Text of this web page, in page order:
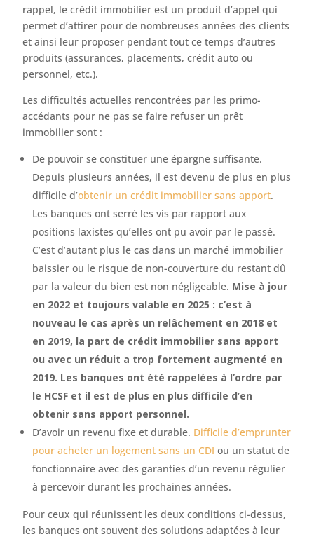
rappel, le crédit immobilier est un produit d’appel qui
permet d’attirer pour de nombreuses années des clients
et ainsi leur proposer pendant tout ce temps d’autres
produits (assurances, placements, crédit auto ou
personnel, etc.).
Les difficultés actuelles rencontrées par les primo-
accédants pour ne pas se faire refuser un prêt
immobilier sont :
De pouvoir se constituer une épargne suffisante.
Depuis plusieurs années, il est devenu de plus en plus
difficile d’obtenir un crédit immobilier sans apport.
Les banques ont serré les vis par rapport aux
positions laxistes qu’elles ont pu avoir par le passé.
C’est d’autant plus le cas dans un marché immobilier
baissier ou le risque de non-couverture du restant dû
par la valeur du bien est non négligeable. Mise à jour
en 2022 et toujours valable en 2025 : c’est à
nouveau le cas après un relâchement en 2018 et
en 2019, la part de crédit immobilier sans apport
ou avec un réduit a trop fortement augmenté en
2019. Les banques ont été rappelées à l’ordre par
le HCSF et il est de plus en plus difficile d’en
obtenir sans apport personnel.
D’avoir un revenu fixe et durable. Difficile d’emprunter
pour acheter un logement sans un CDI ou un statut de
fonctionnaire avec des garanties d’un revenu régulier
à percevoir durant les prochaines années.
Pour ceux qui réunissent les deux conditions ci-dessus,
les banques ont souvent des solutions adaptées à leur